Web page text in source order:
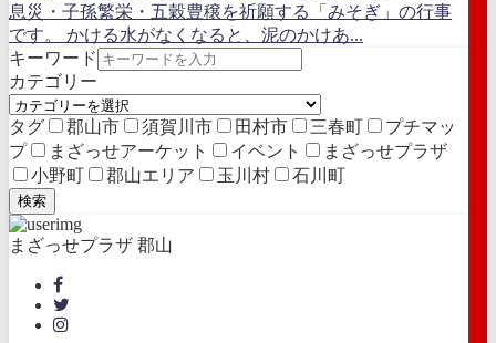
息災・子孫繁栄・五穀豊穣を祈願する「みそぎ」の行事
です。 かける水がなくなると、泥のかけあ...
キーワード
カテゴリー
タグ 郡山市 須賀川市 田村市 三春町
プチマッ
プ
まざっせアーケット イベント
まざっせプラザ
小野町
郡山エリア 玉川村 石川町
検索
まざっせプラザ 郡山